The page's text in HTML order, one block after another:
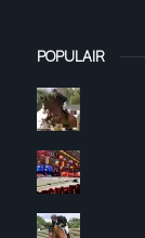
POPULAIR